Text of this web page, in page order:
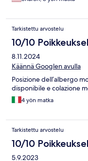
Tarkistettu arvostelu
10/10
8.11.2024
Käännä Googlen avulla
Posizione dell’albergo
disponibile e colazione
4 yön matka
Tarkistettu arvostelu
10/10
5.9.2023